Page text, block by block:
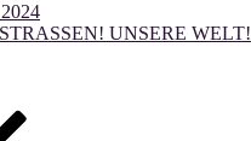
UNSERE WELT!